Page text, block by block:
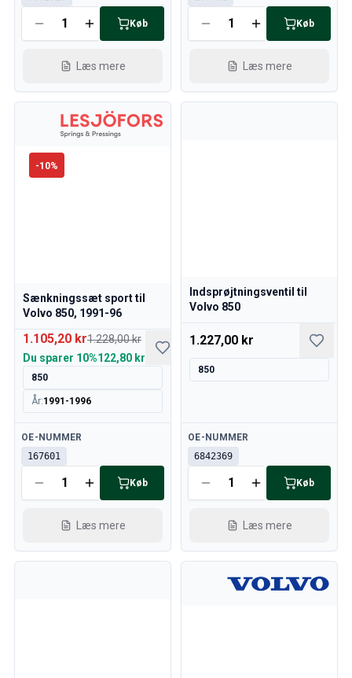
Køb
Læs mere
Køb
Læs mere
-10%
Sænkningssæt sport til
Volvo 850, 1991-96
1.105,20 kr1.228,00 kr
Du sparer 10%122,80 kr
850
År:1991-1996
Tilgængelig
OE-NUMMER
167601
Køb
Læs mere
Indsprøjtningsventil til
Volvo 850
1.227,00 kr
850
Tilgængelig
OE-NUMMER
6842369
Køb
Læs mere